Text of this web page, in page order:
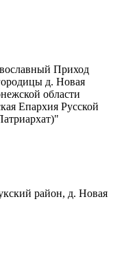
Приход
д. Новая
области
Епархия Русской
район, д. Новая